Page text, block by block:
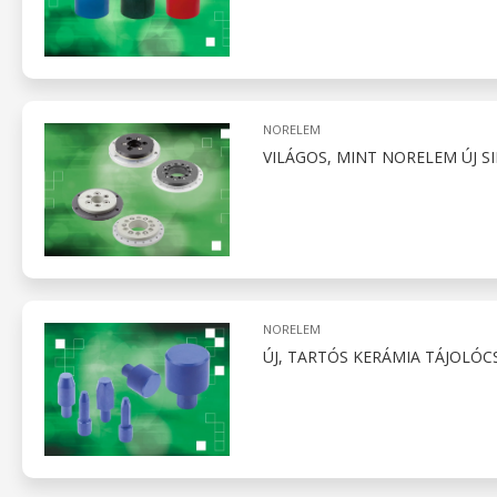
NORELEM
VILÁGOS, MINT NORELEM ÚJ
NORELEM
ÚJ, TARTÓS KERÁMIA